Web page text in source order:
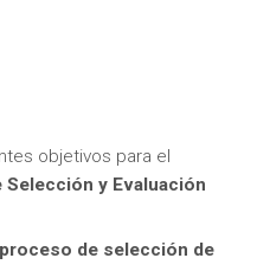
objetivos para el
y Evaluación
de selección de